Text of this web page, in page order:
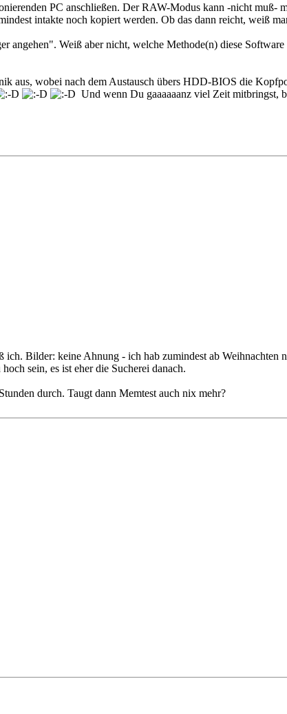
PC anschließen. Der RAW-Modus kann -nicht muß-
intakte noch kopiert werden. Ob das dann reicht, weiß
angehen". Weiß aber nicht, welche Methode(n) diese Software
aus, wobei nach dem Austausch übers HDD-BIOS die
Und wenn Du gaaaaaanz viel Zeit mitbringst,
Bilder: keine Ahnung - ich hab zumindest ab Weihnachten
sein, es ist eher die Sucherei danach.
durch. Taugt dann Memtest auch nix mehr?